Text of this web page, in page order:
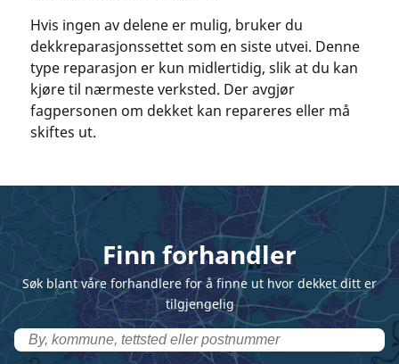
Hvis ingen av delene er mulig, bruker du
dekkreparasjonssettet som en siste utvei. Denne
type reparasjon er kun midlertidig, slik at du kan
kjøre til nærmeste verksted. Der avgjør
fagpersonen om dekket kan repareres eller må
skiftes ut.
Finn forhandler
Søk blant våre forhandlere for å finne ut hvor dekket ditt er
tilgjengelig